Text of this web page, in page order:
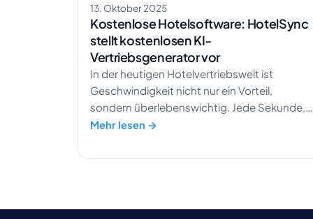
13. Oktober 2025
Kostenlose Hotelsoftware: HotelSync
stellt kostenlosen KI-
Vertriebsgenerator vor
In der heutigen Hotelvertriebswelt ist
Geschwindigkeit nicht nur ein Vorteil,
sondern überlebenswichtig. Jede Sekunde,
die Sie mit der manuellen Erstellung eines
Mitbewerber bereits, um Geschäfte
Hotelvertrieb von langsamen, manuellen
Mehr lesen →